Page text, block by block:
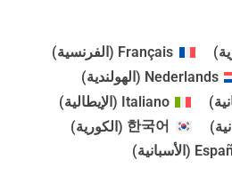
)
Français
(الفرنسية)
Nederlands
(الهولندية)
)
Italiano
(الإيطالية)
)
한국어
(الكورية)
(الأسبانية)